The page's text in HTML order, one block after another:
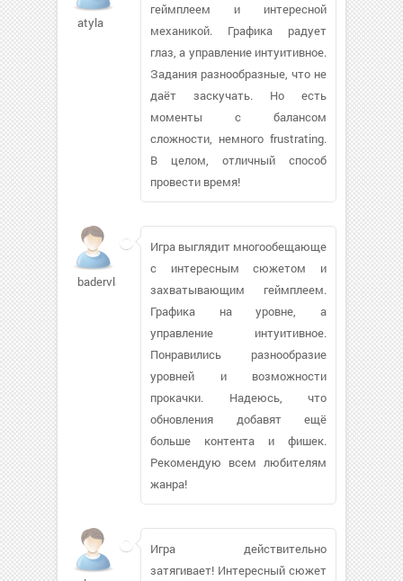
atyla
геймплеем и интересной
механикой. Графика радует
глаз, а управление интуитивное.
Задания разнообразные, что не
даёт заскучать. Но есть
моменты с балансом
сложности, немного frustrating.
В целом, отличный способ
провести время!
badervlad333
Игра выглядит многообещающе
с интересным сюжетом и
захватывающим геймплеем.
Графика на уровне, а
управление интуитивное.
Понравились разнообразие
уровней и возможности
прокачки. Надеюсь, что
обновления добавят ещё
больше контента и фишек.
Рекомендую всем любителям
жанра!
Игра действительно
затягивает! Интересный сюжет